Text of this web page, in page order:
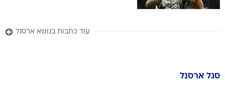
עוד כתבות בנושא ארסנל
סגל ארסנל